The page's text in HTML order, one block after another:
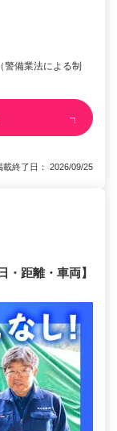
備業法による制
終了日： 2026/09/25
距離・車両】